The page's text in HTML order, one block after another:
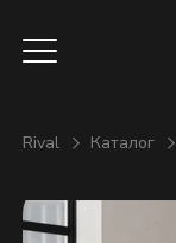
Rival Каталог